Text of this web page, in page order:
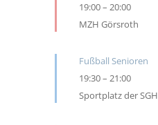
19:00– 20:00
MZH Görsroth
Fußball Senioren
19:30– 21:00
Sportplatz der SGH